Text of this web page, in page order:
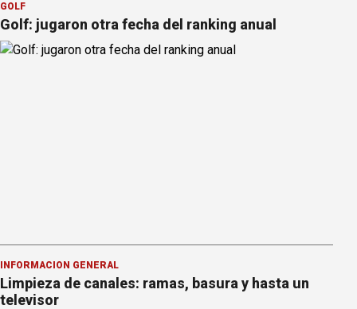
GOLF
Golf: jugaron otra fecha del ranking anual
INFORMACION GENERAL
Limpieza de canales: ramas, basura y hasta un
televisor